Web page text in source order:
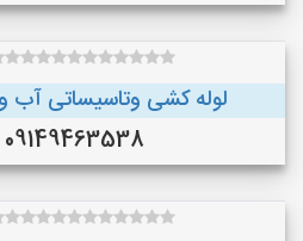
لوله کشی وتاسیساتی آب
09149463538 (ارومیه)